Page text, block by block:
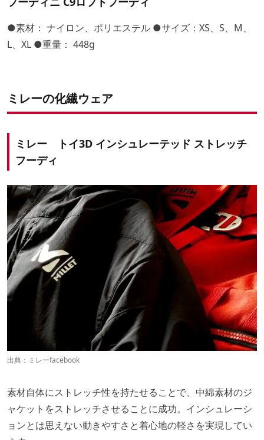
●素材： ナイロン、ポリエステル ●サイズ：XS、S、M、
L、XL ●重量： 448g
ミレーの化繊ウェア
ミレー トイ3D インシュレーテッド ストレッチ
フーディ
出典： ミレーfacebook
素材自体にストレッチ性を持たせることで、中綿素材のジ
ャケットをストレッチさせることに成功。インシュレーシ
ョンとは思えない動きやすさと着心地の軽さを実現してい